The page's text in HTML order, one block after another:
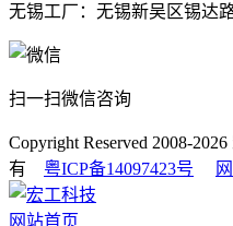
无锡工厂：无锡新吴区锡达
扫一扫微信咨询
Copyright Reserved 2008-2026
有 粤ICP备14097423号
网站首页